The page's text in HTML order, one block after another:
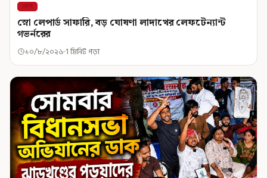
দেশ
স্নো লেপার্ড সাফারি, বড় ঘোষণা লাদাখের লেফটেন্যান্ট
গভর্নরের
১০/৮/২০২৬ 1 মিনিট পড়া